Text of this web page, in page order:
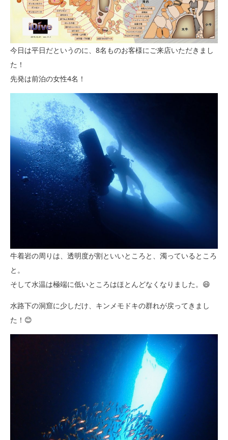
今日は平日だというのに、8名ものお客様にご来店いただきまし
た！
先発は前泊の女性4名！
牛着岩の周りは、透明度が割といいところと、濁っているところ
と。
そして水温は極端に低いところはほとんどなくなりました。😄
水路下の洞窟に少しだけ、キンメモドキの群れが戻ってきまし
た！😊